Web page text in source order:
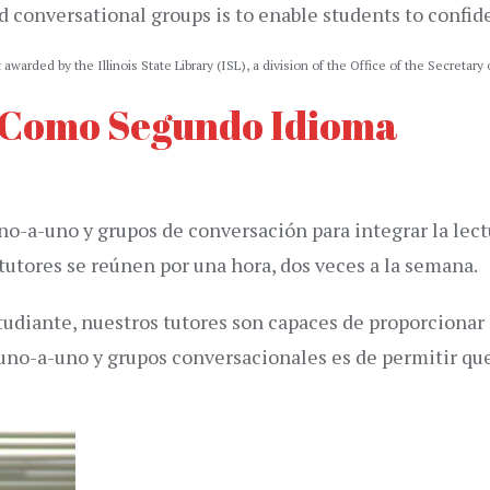
groups is to enable students to
by the Illinois State Library (ISL), a division of the Office of the
Segundo Idioma
a-uno y grupos de conversación para integrar la
se reúnen por una hora, dos veces a la semana.
nuestros tutores son capaces de
a-uno y grupos conversacionales es de permitir